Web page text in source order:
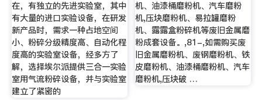
在，有独立的先进实验室，其中
有大量的进口实验设备，在研发
新产品时，需求一种占地空间
小、粉碎分级精度高、自动化程
度高的实验室设备，经多方了
解，选择埃尔派提供三合一实验
室用气流粉碎设备，并与实验室
建立了紧密的
机、油漆桶磨粉机、汽车磨粉
机,压块磨粉机、易拉罐磨粉
机、露露盒粉碎机等废旧金属磨
粉成套设备。,81-,如需购买废
旧金属磨粉机、废钢磨粉机、铁
皮磨粉机、油漆桶磨粉机、汽车
磨粉机,压块破 …